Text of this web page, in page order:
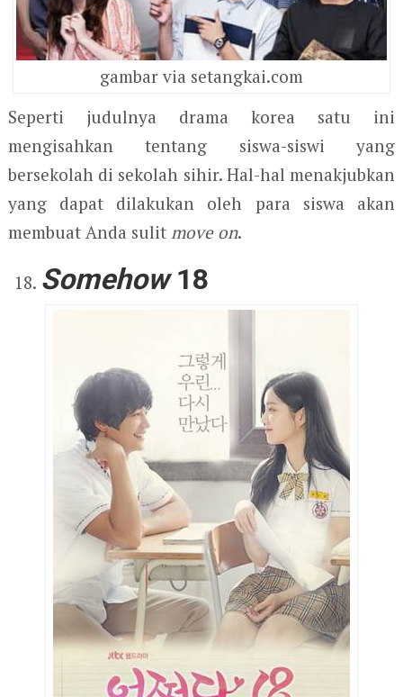
gambar via setangkai.com
Seperti judulnya drama korea satu ini
mengisahkan tentang siswa-siswi yang
bersekolah di sekolah sihir. Hal-hal menakjubkan
yang dapat dilakukan oleh para siswa akan
membuat Anda sulit move on.
Somehow18